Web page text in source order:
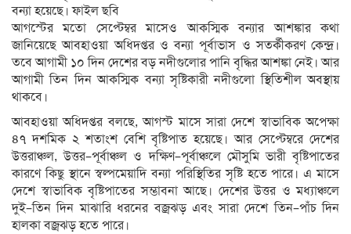
বন্যা হয়েছে। ফাইল ছবি
আগস্টের মতো সেপ্টেম্বর মাসেও আকস্মিক বন্যার আশঙ্কার কথা
জানিয়েছে আবহাওয়া অধিদপ্তর ও বন্যা পূর্বাভাস ও সতর্কীকরণ কেন্দ্র।
তবে আগামী ১০ দিন দেশের বড় নদীগুলোর পানি বৃদ্ধির আশঙ্কা নেই। আর
আগামী তিন দিন আকস্মিক বন্যা সৃষ্টিকারী নদীগুলো স্থিতিশীল অবস্থায়
থাকবে।
আবহাওয়া অধিদপ্তর বলছে, আগস্ট মাসে সারা দেশে স্বাভাবিক অপেক্ষা
৪৭ দশমিক ২ শতাংশ বেশি বৃষ্টিপাত হয়েছে। আর সেপ্টেম্বরে দেশের
উত্তরাঞ্চল, উত্তর–পূর্বাঞ্চল ও দক্ষিণ–পূর্বাঞ্চলে মৌসুমি ভারী বৃষ্টিপাতের
কারণে কিছু স্থানে স্বল্পমেয়াদি বন্যা পরিস্থিতির সৃষ্টি হতে পারে। এ মাসে
দেশে স্বাভাবিক বৃষ্টিপাতের সম্ভাবনা আছে। দেশের উত্তর ও মধ্যাঞ্চলে
দুই–তিন দিন মাঝারি ধরনের বজ্রঝড় এবং সারা দেশে তিন–পাঁচ দিন
হালকা বজ্রঝড় হতে পারে।